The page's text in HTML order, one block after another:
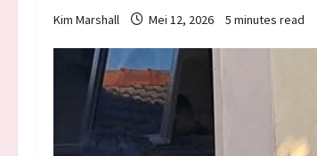
Kim Marshall Mei 12, 2026 5 minutes read